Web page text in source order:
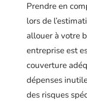
Prendre en
lors de
allouer à votre
entreprise est
couverture
dépenses
des risques